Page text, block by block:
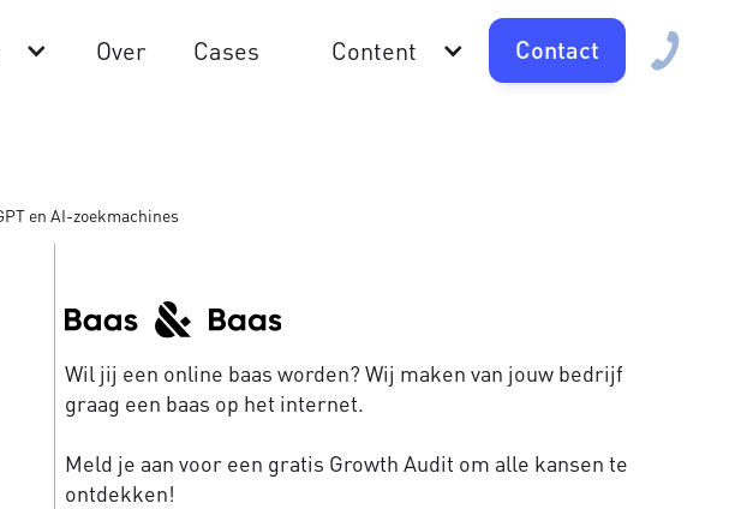
Over Cases Content Contact
en AI-zoekmachines
Wil jij een online baas worden? Wij maken van jouw bedrijf
graag een baas op het internet.
Meld je aan voor een gratis Growth Audit om alle kansen te
ontdekken!